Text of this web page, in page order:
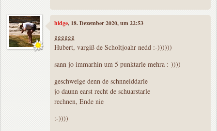
hidge, 18. Dezember 2020, um 22:53
gggggg
Hubert, vargiß de Scholtjoahr nedd :-))))))
sann jo immarhin um 5 punktarle mehra :-))))
geschweige denn de schnneiddarle
jo daunn earst recht de schuarstarle
rechnen, Ende nie
:-))))